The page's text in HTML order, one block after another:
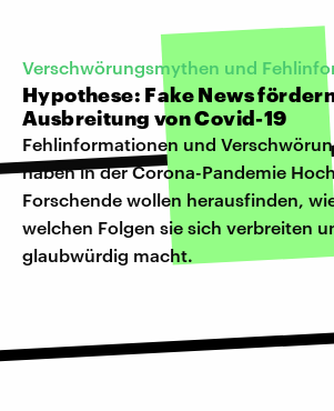
Verschwörungsmythen und
Hypothese: Fake News
Ausbreitung von Covid-19
Fehlinformationen und
haben in der Corona-Pandemie
Forschende wollen herausfinden,
welchen Folgen sie sich verbreiten
glaubwürdig macht.